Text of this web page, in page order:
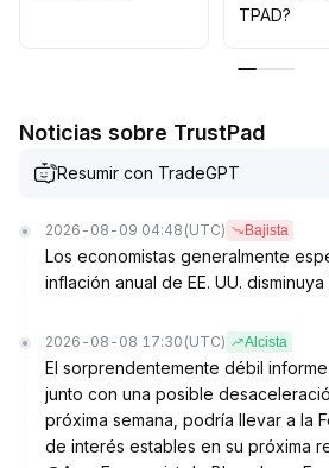
TPAD?
Noticias sobre TrustPad
Resumir con TradeGPT
2026-08-09 04:48 (UTC) Bajista
Los economistas generalmente
inflación anual de EE. UU.
2026-08-08 17:30 (UTC) Alcista
El sorprendentemente débil
junto con una posible
próxima semana, podría llevar a la
de interés estables en su próxima